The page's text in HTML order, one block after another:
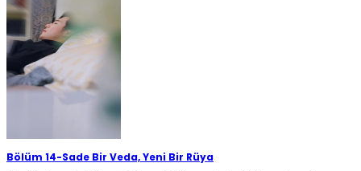
Bölüm 14-Sade Bir Veda, Yeni Bir Rüya